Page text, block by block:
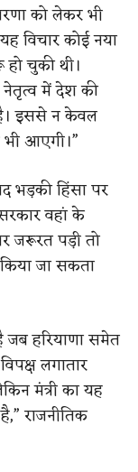
को लेकर भी
विचार कोई नया
चुकी थी।
नेतृत्व में देश की
इससे न केवल
भी आएगी।”
भड़की हिंसा पर
वहां के
जरूरत पड़ी तो
जा सकता
हरियाणा समेत
लगातार
मंत्री का यह
राजनीतिक